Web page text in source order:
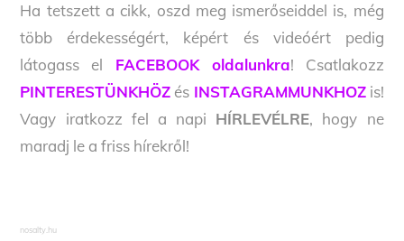
Ha tetszett a cikk, oszd meg ismerőseiddel is, még
több érdekességért, képért és videóért pedig
látogass el FACEBOOK oldalunkra! Csatlakozz
PINTERESTÜNKHÖZ és INSTAGRAMMUNKHOZis!
Vagy iratkozz fel a napi HÍRLEVÉLRE, hogy ne
maradj le a friss hírekről!
nosalty.hu